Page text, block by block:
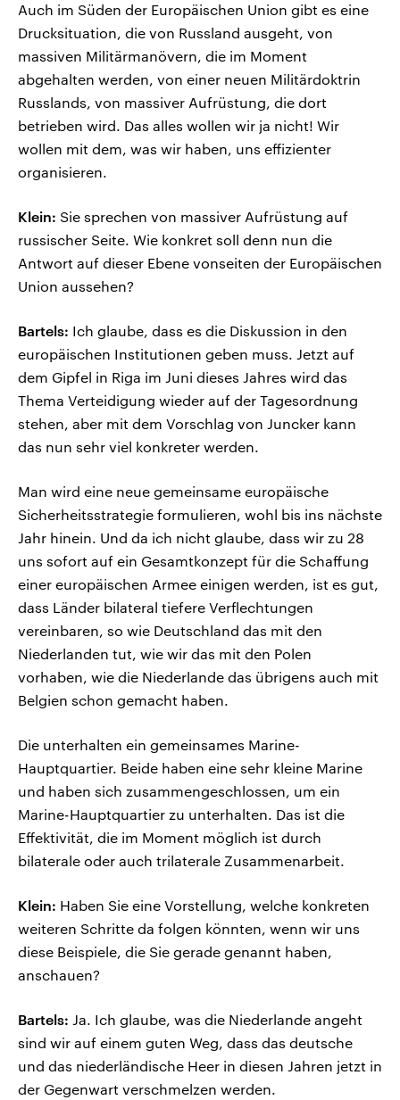
Auch im Süden der Europäischen Union gibt es eine
Drucksituation, die von Russland ausgeht, von
massiven Militärmanövern, die im Moment
abgehalten werden, von einer neuen Militärdoktrin
Russlands, von massiver Aufrüstung, die dort
betrieben wird. Das alles wollen wir ja nicht! Wir
wollen mit dem, was wir haben, uns effizienter
organisieren.
Klein: Sie sprechen von massiver Aufrüstung auf
russischer Seite. Wie konkret soll denn nun die
Antwort auf dieser Ebene vonseiten der Europäischen
Union aussehen?
Bartels: Ich glaube, dass es die Diskussion in den
europäischen Institutionen geben muss. Jetzt auf
dem Gipfel in Riga im Juni dieses Jahres wird das
Thema Verteidigung wieder auf der Tagesordnung
stehen, aber mit dem Vorschlag von Juncker kann
das nun sehr viel konkreter werden.
Man wird eine neue gemeinsame europäische
Sicherheitsstrategie formulieren, wohl bis ins nächste
Jahr hinein. Und da ich nicht glaube, dass wir zu 28
uns sofort auf ein Gesamtkonzept für die Schaffung
einer europäischen Armee einigen werden, ist es gut,
dass Länder bilateral tiefere Verflechtungen
vereinbaren, so wie Deutschland das mit den
Niederlanden tut, wie wir das mit den Polen
vorhaben, wie die Niederlande das übrigens auch mit
Belgien schon gemacht haben.
Die unterhalten ein gemeinsames Marine-
Hauptquartier. Beide haben eine sehr kleine Marine
und haben sich zusammengeschlossen, um ein
Marine-Hauptquartier zu unterhalten. Das ist die
Effektivität, die im Moment möglich ist durch
bilaterale oder auch trilaterale Zusammenarbeit.
Klein: Haben Sie eine Vorstellung, welche konkreten
weiteren Schritte da folgen könnten, wenn wir uns
diese Beispiele, die Sie gerade genannt haben,
anschauen?
Bartels: Ja. Ich glaube, was die Niederlande angeht
sind wir auf einem guten Weg, dass das deutsche
und das niederländische Heer in diesen Jahren jetzt in
der Gegenwart verschmelzen werden.